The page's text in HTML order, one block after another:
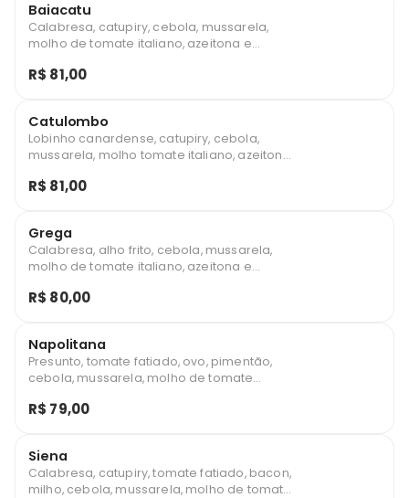
Baiacatu
Calabresa, catupiry, cebola, mussarela,
molho de tomate italiano, azeitona e
R$ 81,00
Catulombo
Lobinho canardense, catupiry, cebola,
mussarela, molho tomate italiano, azeitona
R$ 81,00
Grega
Calabresa, alho frito, cebola, mussarela,
molho de tomate italiano, azeitona e
R$ 80,00
Napolitana
Presunto, tomate fatiado, ovo, pimentão,
cebola, mussarela, molho de tomate
R$ 79,00
Siena
Calabresa, catupiry, tomate fatiado, bacon,
milho, cebola, mussarela, molho de tomate